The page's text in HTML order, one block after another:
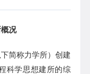
况
简称力学所）创建
科学思想建所的综